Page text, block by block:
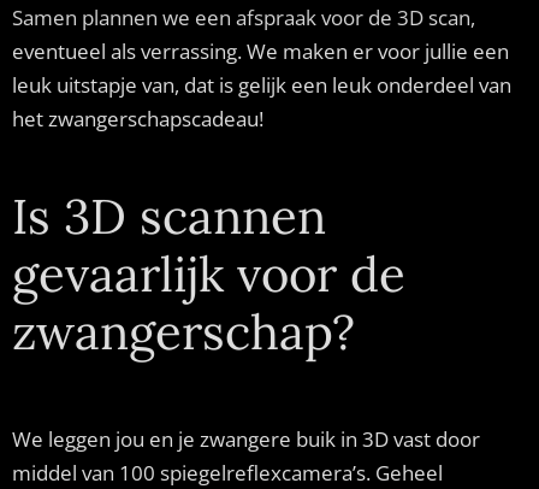
Samen plannen we een afspraak voor de 3D scan,
eventueel als verrassing. We maken er voor jullie een
leuk uitstapje van, dat is gelijk een leuk onderdeel van
het zwangerschapscadeau!
Is 3D scannen
gevaarlijk voor de
zwangerschap?
We leggen jou en je zwangere buik in 3D vast door
middel van 100 spiegelreflexcamera’s. Geheel